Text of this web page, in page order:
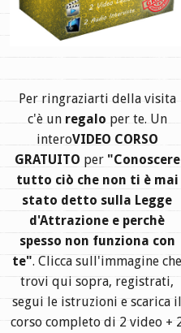
Per ringraziarti della visita
c'è un regalo per te. Un
interoVIDEO CORSO
GRATUITO per "Conoscere
tutto ciò che non ti è mai
stato detto sulla Legge
d'Attrazione e perchè
spesso non funziona con
te". Clicca sull'immagine che
trovi qui sopra, registrati,
segui le istruzioni e scarica il
corso completo di 2 video +